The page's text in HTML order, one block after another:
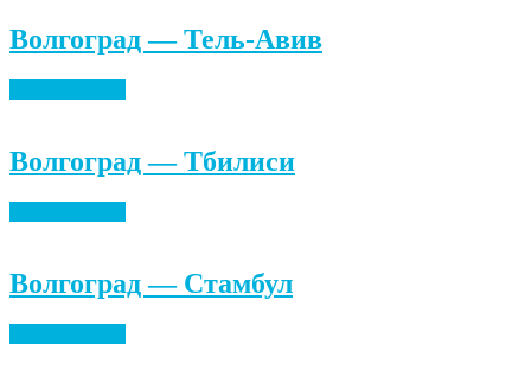
Волгоград — Тель-Авив
Волгоград — Тбилиси
Волгоград — Стамбул